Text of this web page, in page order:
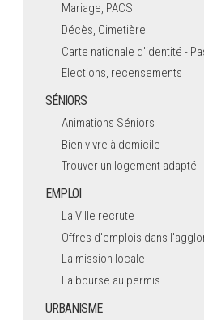
Mariage, PACS
Décès, Cimetière
Carte nationale d'identité -
Elections, recensements
SÉNIORS
Animations Séniors
Bien vivre à domicile
Trouver un logement adapté
EMPLOI
La Ville recrute
Offres d'emplois dans
La mission locale
La bourse au permis
URBANISME